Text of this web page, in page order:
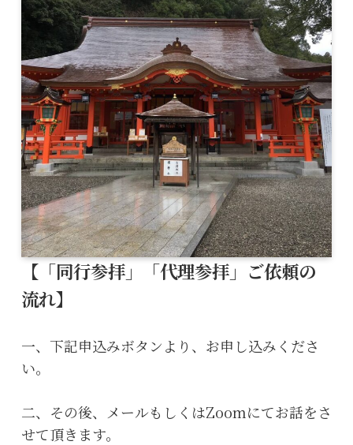
【「同行参拝」「代理参拝」ご依頼の
流れ】
一、下記申込みボタンより、お申し込みくださ
い。
二、その後、メールもしくはZoomにてお話をさ
せて頂きます。